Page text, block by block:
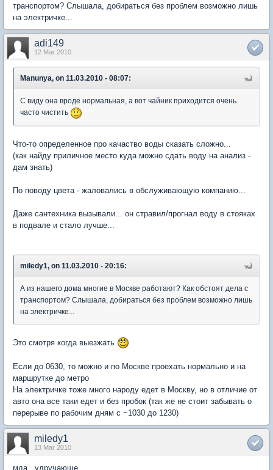
транспортом? Слышала, добираться без проблем возможно лишь
на электричке...
adi149
12 Mar 2010
Manunya, on 11.03.2010 - 08:07:
С виду она вроде нормальная, а вот чайник приходится очень
часто чистить
Что-то определенное про качаство воды сказать сложно...
(как найду приличное место куда можно сдать воду на анализ -
дам знать)
По поводу цвета - жаловались в обслуживающую компанию...
Даже сантехника вызывали... он стравил/прогнал воду в стояках
в подвале и стало лучше...
miledy1, on 11.03.2010 - 20:16:
А из нашего дома многие в Москве работают? Как обстоят дела с
транспортом? Слышала, добираться без проблем возможно лишь
на электричке...
Это смотря когда выезжать
Если до 0630, то можно и по Москве проехать нормально и на
маршрутке до метро
На электричке тоже много народу едет в Москву, но в отличие от
авто она все таки едет и без пробок (так же не стоит забывать о
перерыве по рабочим дням с ~1030 до 1230)
miledy1
13 Mar 2010
мда...удручающе..